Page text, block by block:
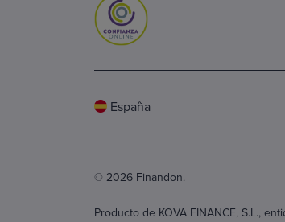
España
© 2026 Finandon.
Producto de KOVA FINANCE, S.L.,